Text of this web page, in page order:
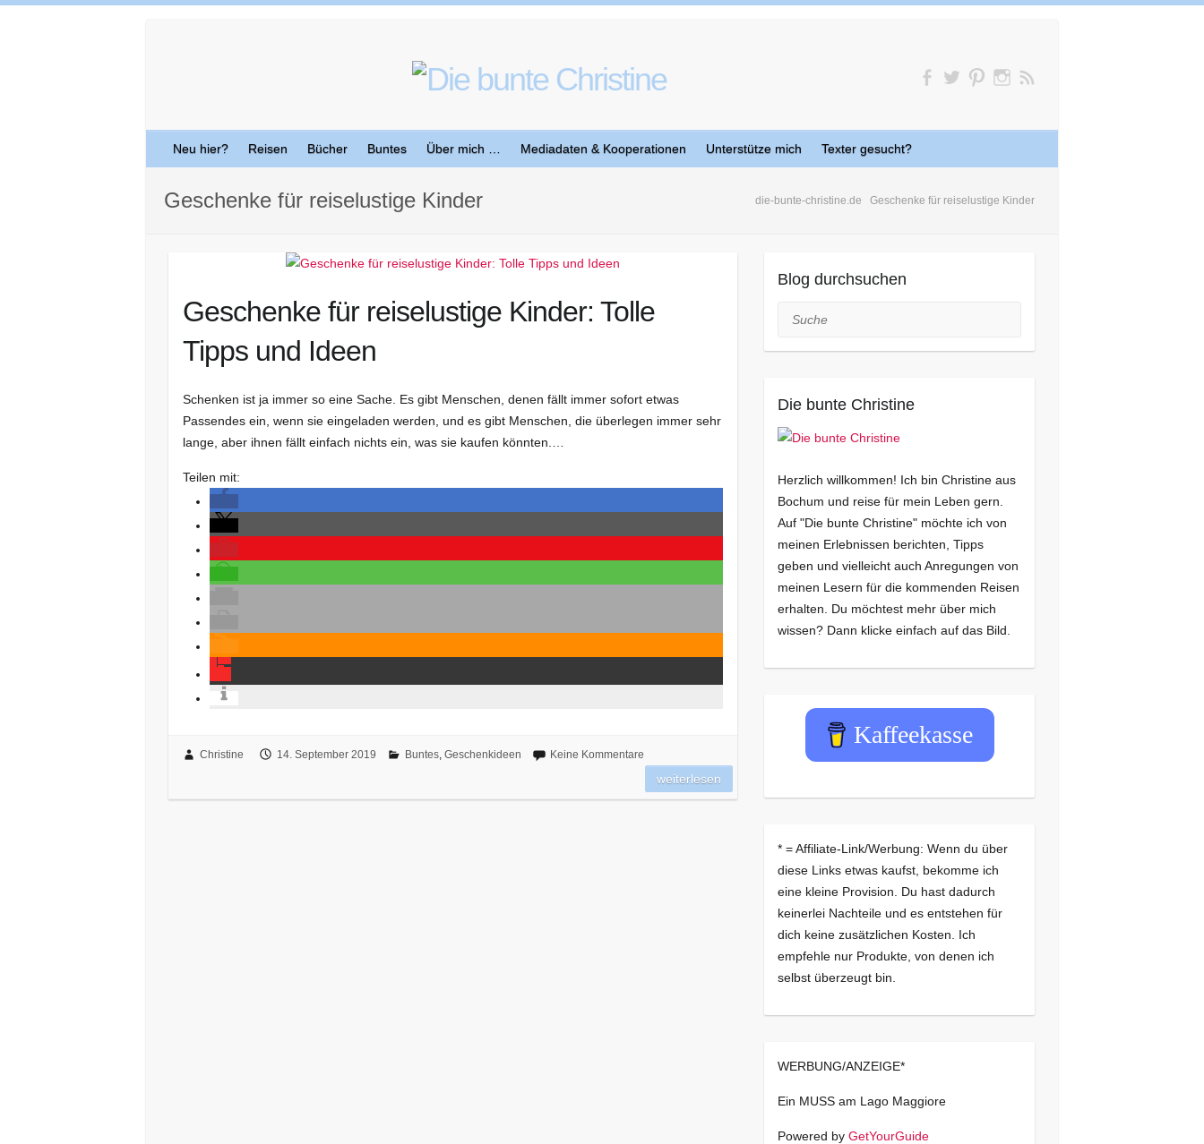
Neu hier? Reisen Bücher Buntes Über mich … Mediadaten & Kooperationen Unterstütze mich Texter gesucht?
die-bunte-christine.de Geschenke für reiselustige Kinder
Geschenke für reiselustige Kinder
Geschenke für reiselustige Kinder: Tolle
Tipps und Ideen
Schenken ist ja immer so eine Sache. Es gibt Menschen, denen fällt immer sofort etwas
Passendes ein, wenn sie eingeladen werden, und es gibt Menschen, die überlegen immer sehr
lange, aber ihnen fällt einfach nichts ein, was sie kaufen könnten.…
Teilen mit:
Christine 14. September 2019 Buntes, Geschenkideen Keine Kommentare
weiterlesen
Blog durchsuchen
Suche
Die bunte Christine
Herzlich willkommen! Ich bin Christine aus
Bochum und reise für mein Leben gern.
Auf "Die bunte Christine" möchte ich von
meinen Erlebnissen berichten, Tipps
geben und vielleicht auch Anregungen von
meinen Lesern für die kommenden Reisen
erhalten. Du möchtest mehr über mich
wissen? Dann klicke einfach auf das Bild.
Kaffeekasse
* = Affiliate-Link/Werbung: Wenn du über
diese Links etwas kaufst, bekomme ich
eine kleine Provision. Du hast dadurch
keinerlei Nachteile und es entstehen für
dich keine zusätzlichen Kosten. Ich
empfehle nur Produkte, von denen ich
selbst überzeugt bin.
WERBUNG/ANZEIGE*
Ein MUSS am Lago Maggiore
Powered by GetYourGuide